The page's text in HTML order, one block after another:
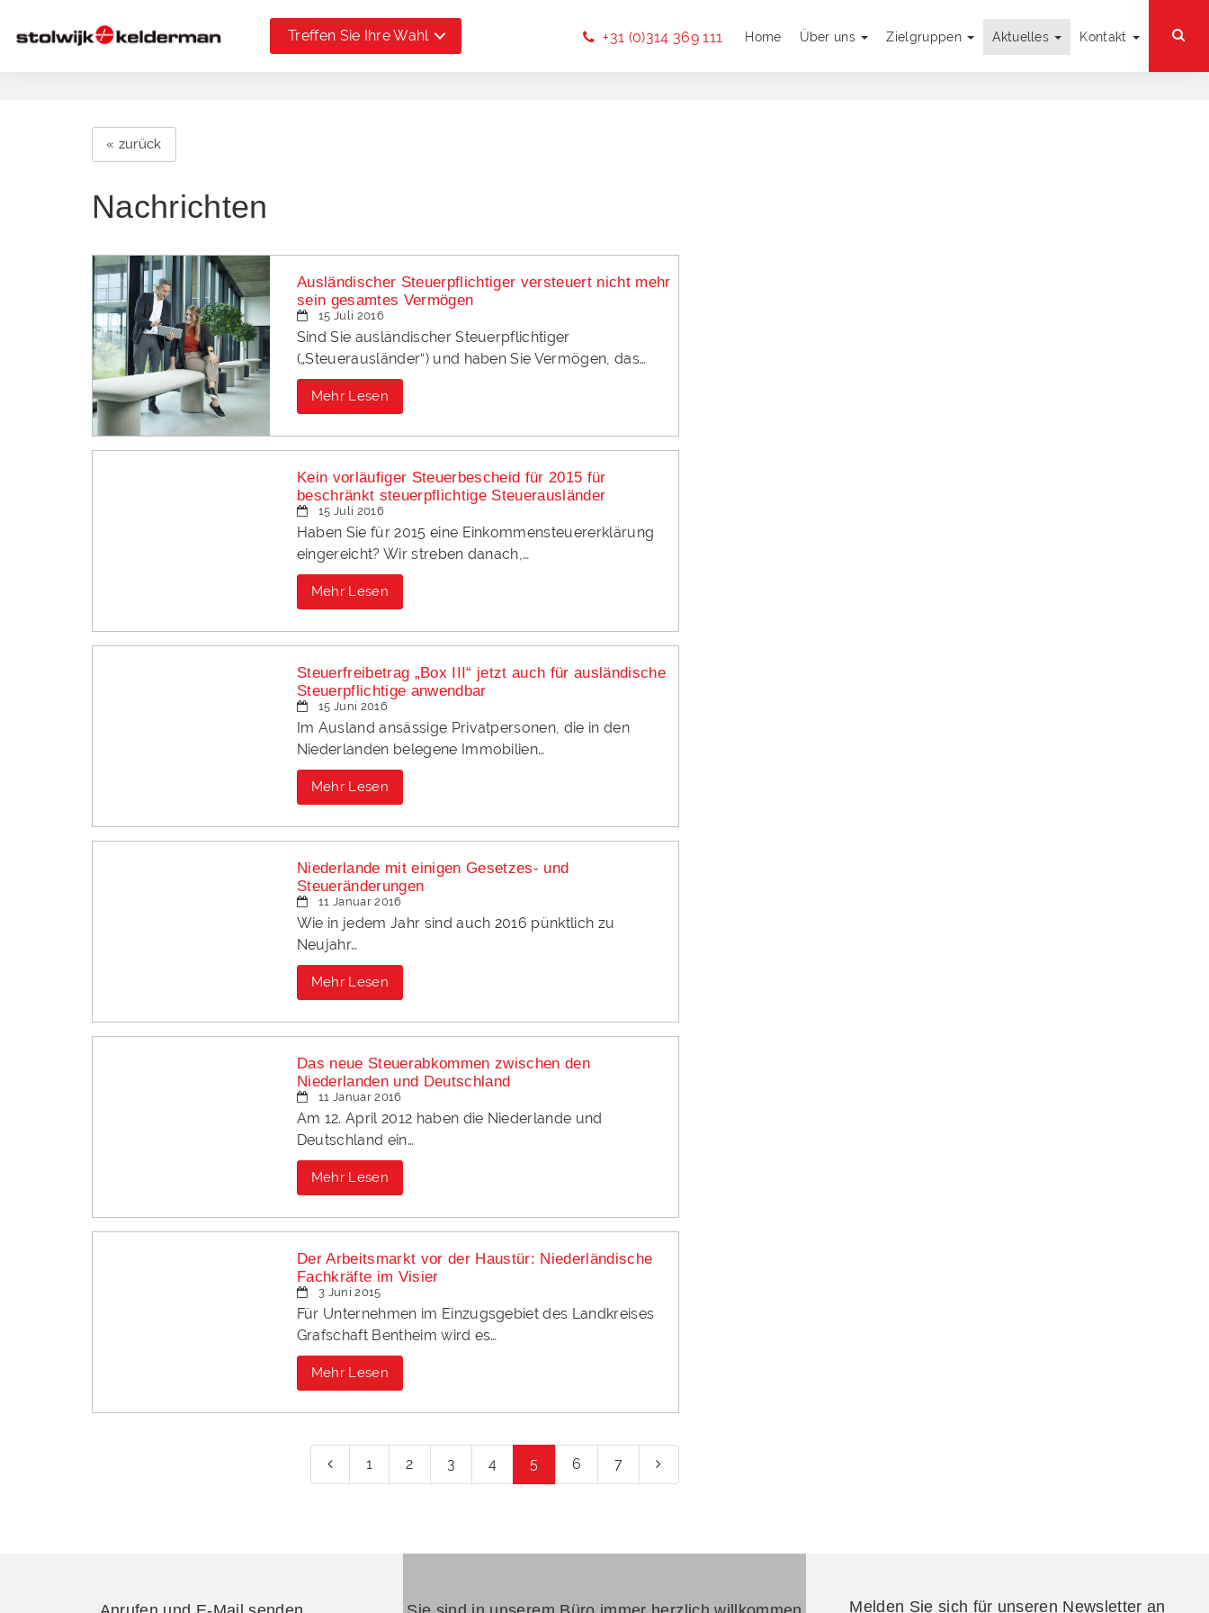
Treffen Sie Ihre Wahl Home Über uns Zielgruppen Aktuelles Kontakt
+31 (0)314 369 111
« zurück
Nachrichten
Ausländischer Steuerpflichtiger versteuert nicht mehr
sein gesamtes Vermögen
15 Juli 2016
Sind Sie ausländischer Steuerpflichtiger
(„Steuerausländer“) und haben Sie Vermögen, das…
Mehr Lesen
Kein vorläufiger Steuerbescheid für 2015 für
beschränkt steuerpflichtige Steuerausländer
15 Juli 2016
Haben Sie für 2015 eine Einkommensteuererklärung
eingereicht? Wir streben danach,…
Mehr Lesen
Steuerfreibetrag „Box III“ jetzt auch für ausländische
Steuerpflichtige anwendbar
15 Juni 2016
Im Ausland ansässige Privatpersonen, die in den
Niederlanden belegene Immobilien…
Mehr Lesen
Niederlande mit einigen Gesetzes- und
Steueränderungen
11 Januar 2016
Wie in jedem Jahr sind auch 2016 pünktlich zu
Neujahr…
Mehr Lesen
Das neue Steuerabkommen zwischen den
Niederlanden und Deutschland
11 Januar 2016
Am 12. April 2012 haben die Niederlande und
Deutschland ein…
Mehr Lesen
Der Arbeitsmarkt vor der Haustür: Niederländische
Fachkräfte im Visier
3 Juni 2015
Für Unternehmen im Einzugsgebiet des Landkreises
Grafschaft Bentheim wird es…
Mehr Lesen
 1 2 3 4 5 6 7 
Melden Sie sich für unseren Newsletter an